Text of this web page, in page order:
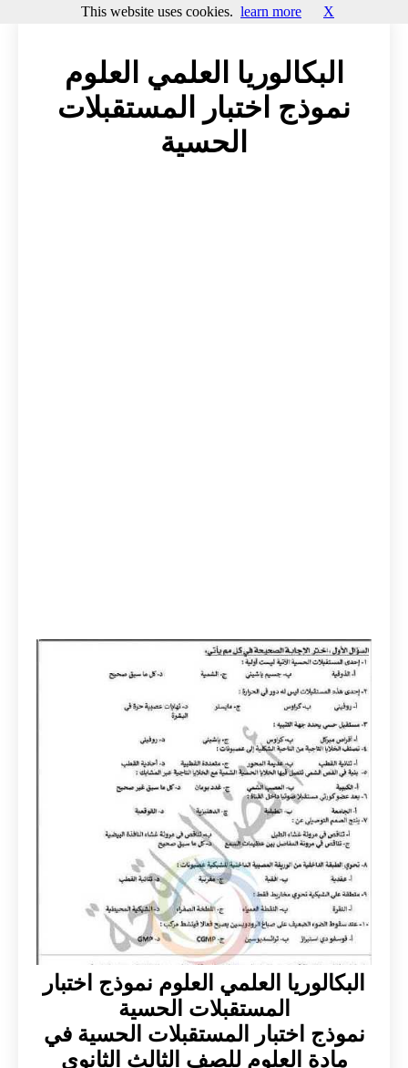
البكالوريا العلمي العلوم
نموذج اختبار المستقبلات
الحسية
البكالوريا العلمي العلوم نموذج اختبار
المستقبلات الحسية
نموذج اختبار المستقبلات الحسية في
مادة العلوم للصف الثالث الثانوي
This website uses cookies. learn more X